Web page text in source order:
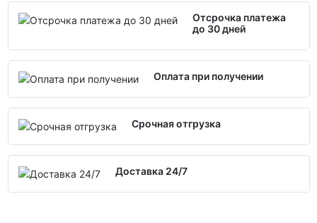
Отсрочка платежа
до 30 дней
Оплата при получении
Срочная отгрузка
Доставка 24/7